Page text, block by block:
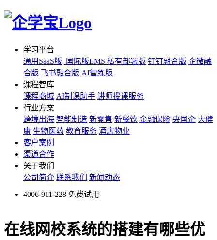
学习平台
通用SaaS版
国际版LMS 私有部署版 钉钉融合版 企微融
合版 飞书融合版 AI智练版
课程智库
课程商城 AI制课助手 讲师授课服务
行业方案
跨境出海 智能制造 新零售 新餐饮 金融保险 央国企 大健
康 生物医药 教育服务 酒店物业
客户案例
渠道合作
关于我们
公司简介 联系我们 新闻动态
4006-911-228 免费试用
在线网校系统的搭建有哪些优